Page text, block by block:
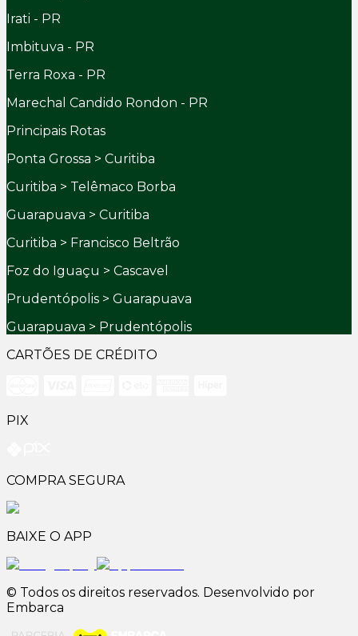
Irati - PR
Imbituva - PR
Terra Roxa - PR
Marechal Candido Rondon - PR
Principais Rotas
Ponta Grossa > Curitiba
Curitiba > Telêmaco Borba
Guarapuava > Curitiba
Curitiba > Francisco Beltrão
Foz do Iguaçu > Cascavel
Prudentópolis > Guarapuava
Guarapuava > Prudentópolis
CARTÕES DE CRÉDITO
PIX
COMPRA SEGURA
BAIXE O APP
© Todos os direitos reservados. Desenvolvido por
Embarca